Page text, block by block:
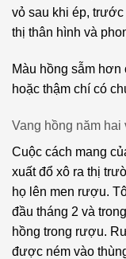
Moscato
Muscadelle
Nebbiolo
Negroamaro
Nerello
Nerello
Mascalese
Pittacum
Punti
Ferrer
Radio
Boka
Rotari
Vang
San
vỏ sau khi ép,
thị thân hình và
Màu hồng sẫm hơn
hoặc thậm chí có
Vang hồng năm hai
Cuộc cách mang
xuất đổ xô ra thị
họ lên men rượu.
đầu tháng 2 và
hồng trong rượu.
được ném vào